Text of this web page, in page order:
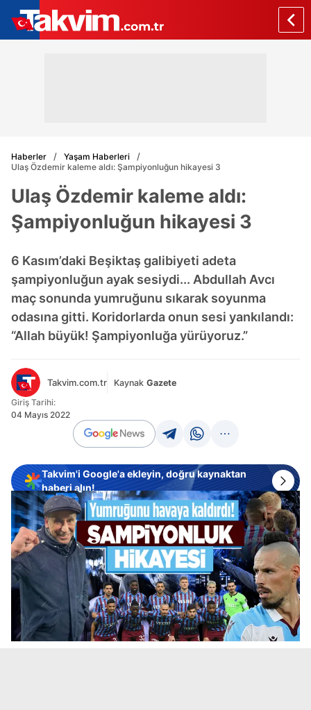
Haberler
Yaşam Haberleri
Ulaş Özdemir kaleme aldı: Şampiyonluğun hikayesi 3
Ulaş Özdemir kaleme aldı:
Şampiyonluğun hikayesi 3
6 Kasım’daki Beşiktaş galibiyeti adeta
şampiyonluğun ayak sesiydi... Abdullah Avcı
maç sonunda yumruğunu sıkarak soyunma
odasına gitti. Koridorlarda onun sesi yankılandı:
“Allah büyük! Şampiyonluğa yürüyoruz.”
Takvim.com.tr Kaynak Gazete
Giriş Tarihi:
04 Mayıs 2022
Takvim'i Google'a ekleyin, doğru kaynaktan
haberi alın!